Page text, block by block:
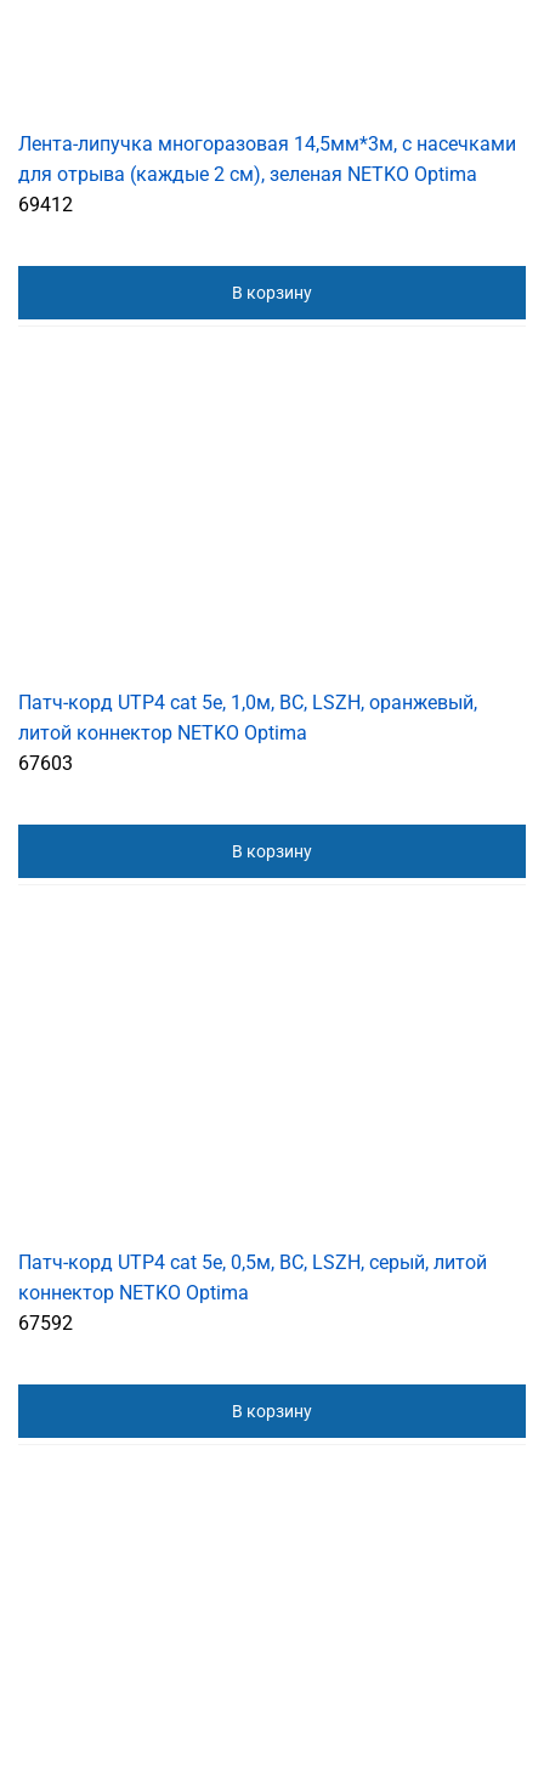
Лента-липучка многоразовая 14,5мм*3м, с насечками
для отрыва (каждые 2 см), зеленая NETKO Optima
69412
В корзину
Патч-корд UTP4 cat 5e, 1,0м, ВС, LSZH, оранжевый,
литой коннектор NETKO Optima
67603
В корзину
Патч-корд UTP4 cat 5е, 0,5м, ВС, LSZH, серый, литой
коннектор NETKO Optima
67592
В корзину